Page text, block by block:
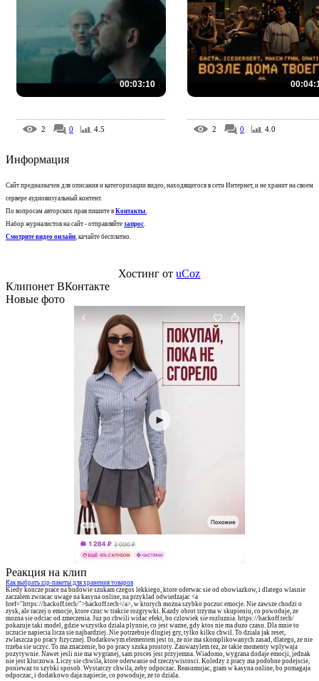
00:03:10
2 0 4.5 2 0 4.0
Информация
Сайт предназначен для описания и категоризации видео, находящегося в сети Интернет, и не хранит на своем
сервере аудиовизуальный контент.
По вопросам авторских прав пишите в Контакты.
Набор журналистов на сайт - отправляйте запрос.
Смотрите видео онлайн, качайте бесплатно.
Хостинг отuCoz
Клипонет ВКонтакте
Новые фото
Реакция на клип
Как выбрать zip-пакеты для хранения товаров
Kiedy koncze prace na budowie szukam czegos lekkiego, ktore oderwac sie od obowiazkow, i dlatego wlasnie
zaczalem zwracac uwage na kasyna online, na przyklad odwiedzajac <a
href="https://hackoff.tech/">hackoff.tech</a>, w ktorych mozna szybko poczuc emocje. Nie zawsze chodzi o
zysk, ale raczej o emocje, ktore czuc w trakcie rozgrywki. Kazdy obrot trzyma w skupieniu, co powoduje, ze
mozna sie odciac od zmeczenia. Juz po chwili widac efekt, bo czlowiek sie rozluznia. https://hackoff.tech/
pokazuje taki model, gdzie wszystko dziala plynnie, co jest wazne, gdy ktos nie ma duzo czasu. Dla mnie to
uczucie napiecia licza sie najbardziej. Nie potrzebuje dlugiej gry, tylko kilku chwil. To dziala jak reset,
zwlaszcza po pracy fizycznej. Dodatkowym elementem jest to, ze nie ma skomplikowanych zasad, dlatego, ze nie
trzeba sie uczyc. To ma znaczenie, bo po pracy szuka prostoty. Zauwazylem tez, ze takie momenty wplywaja
pozytywnie. Nawet jesli nie ma wygranej, sam proces jest przyjemna. Wiadomo, wygrana dodaje emocji, jednak
nie jest kluczowa. Liczy sie chwila, ktore oderwanie od rzeczywistosci. Koledzy z pracy ma podobne podejscie,
poniewaz to szybki sposob. Wystarczy chwila, zeby odpoczac. Reasumujac, gram w kasyna online, bo pomagaja
odpoczac, i dodatkowo daja napiecie, co powoduje, ze to dziala.